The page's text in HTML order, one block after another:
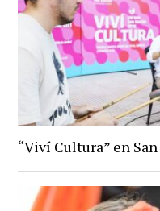
“Viví Cultura” en